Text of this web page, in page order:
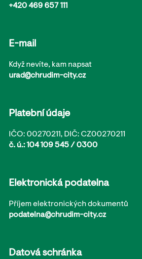
+420 469 657 111
E-mail
Když nevíte, kam napsat
urad@chrudim-city.cz
Platební údaje
IČO: 00270211, DIČ: CZ00270211
č. ú.: 104 109 545 / 0300
Elektronická podatelna
Příjem elektronických dokumentů
podatelna@chrudim-city.cz
Datová schránka